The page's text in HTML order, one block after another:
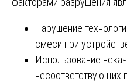
Нарушение
смеси при
Использование
несоответствующих